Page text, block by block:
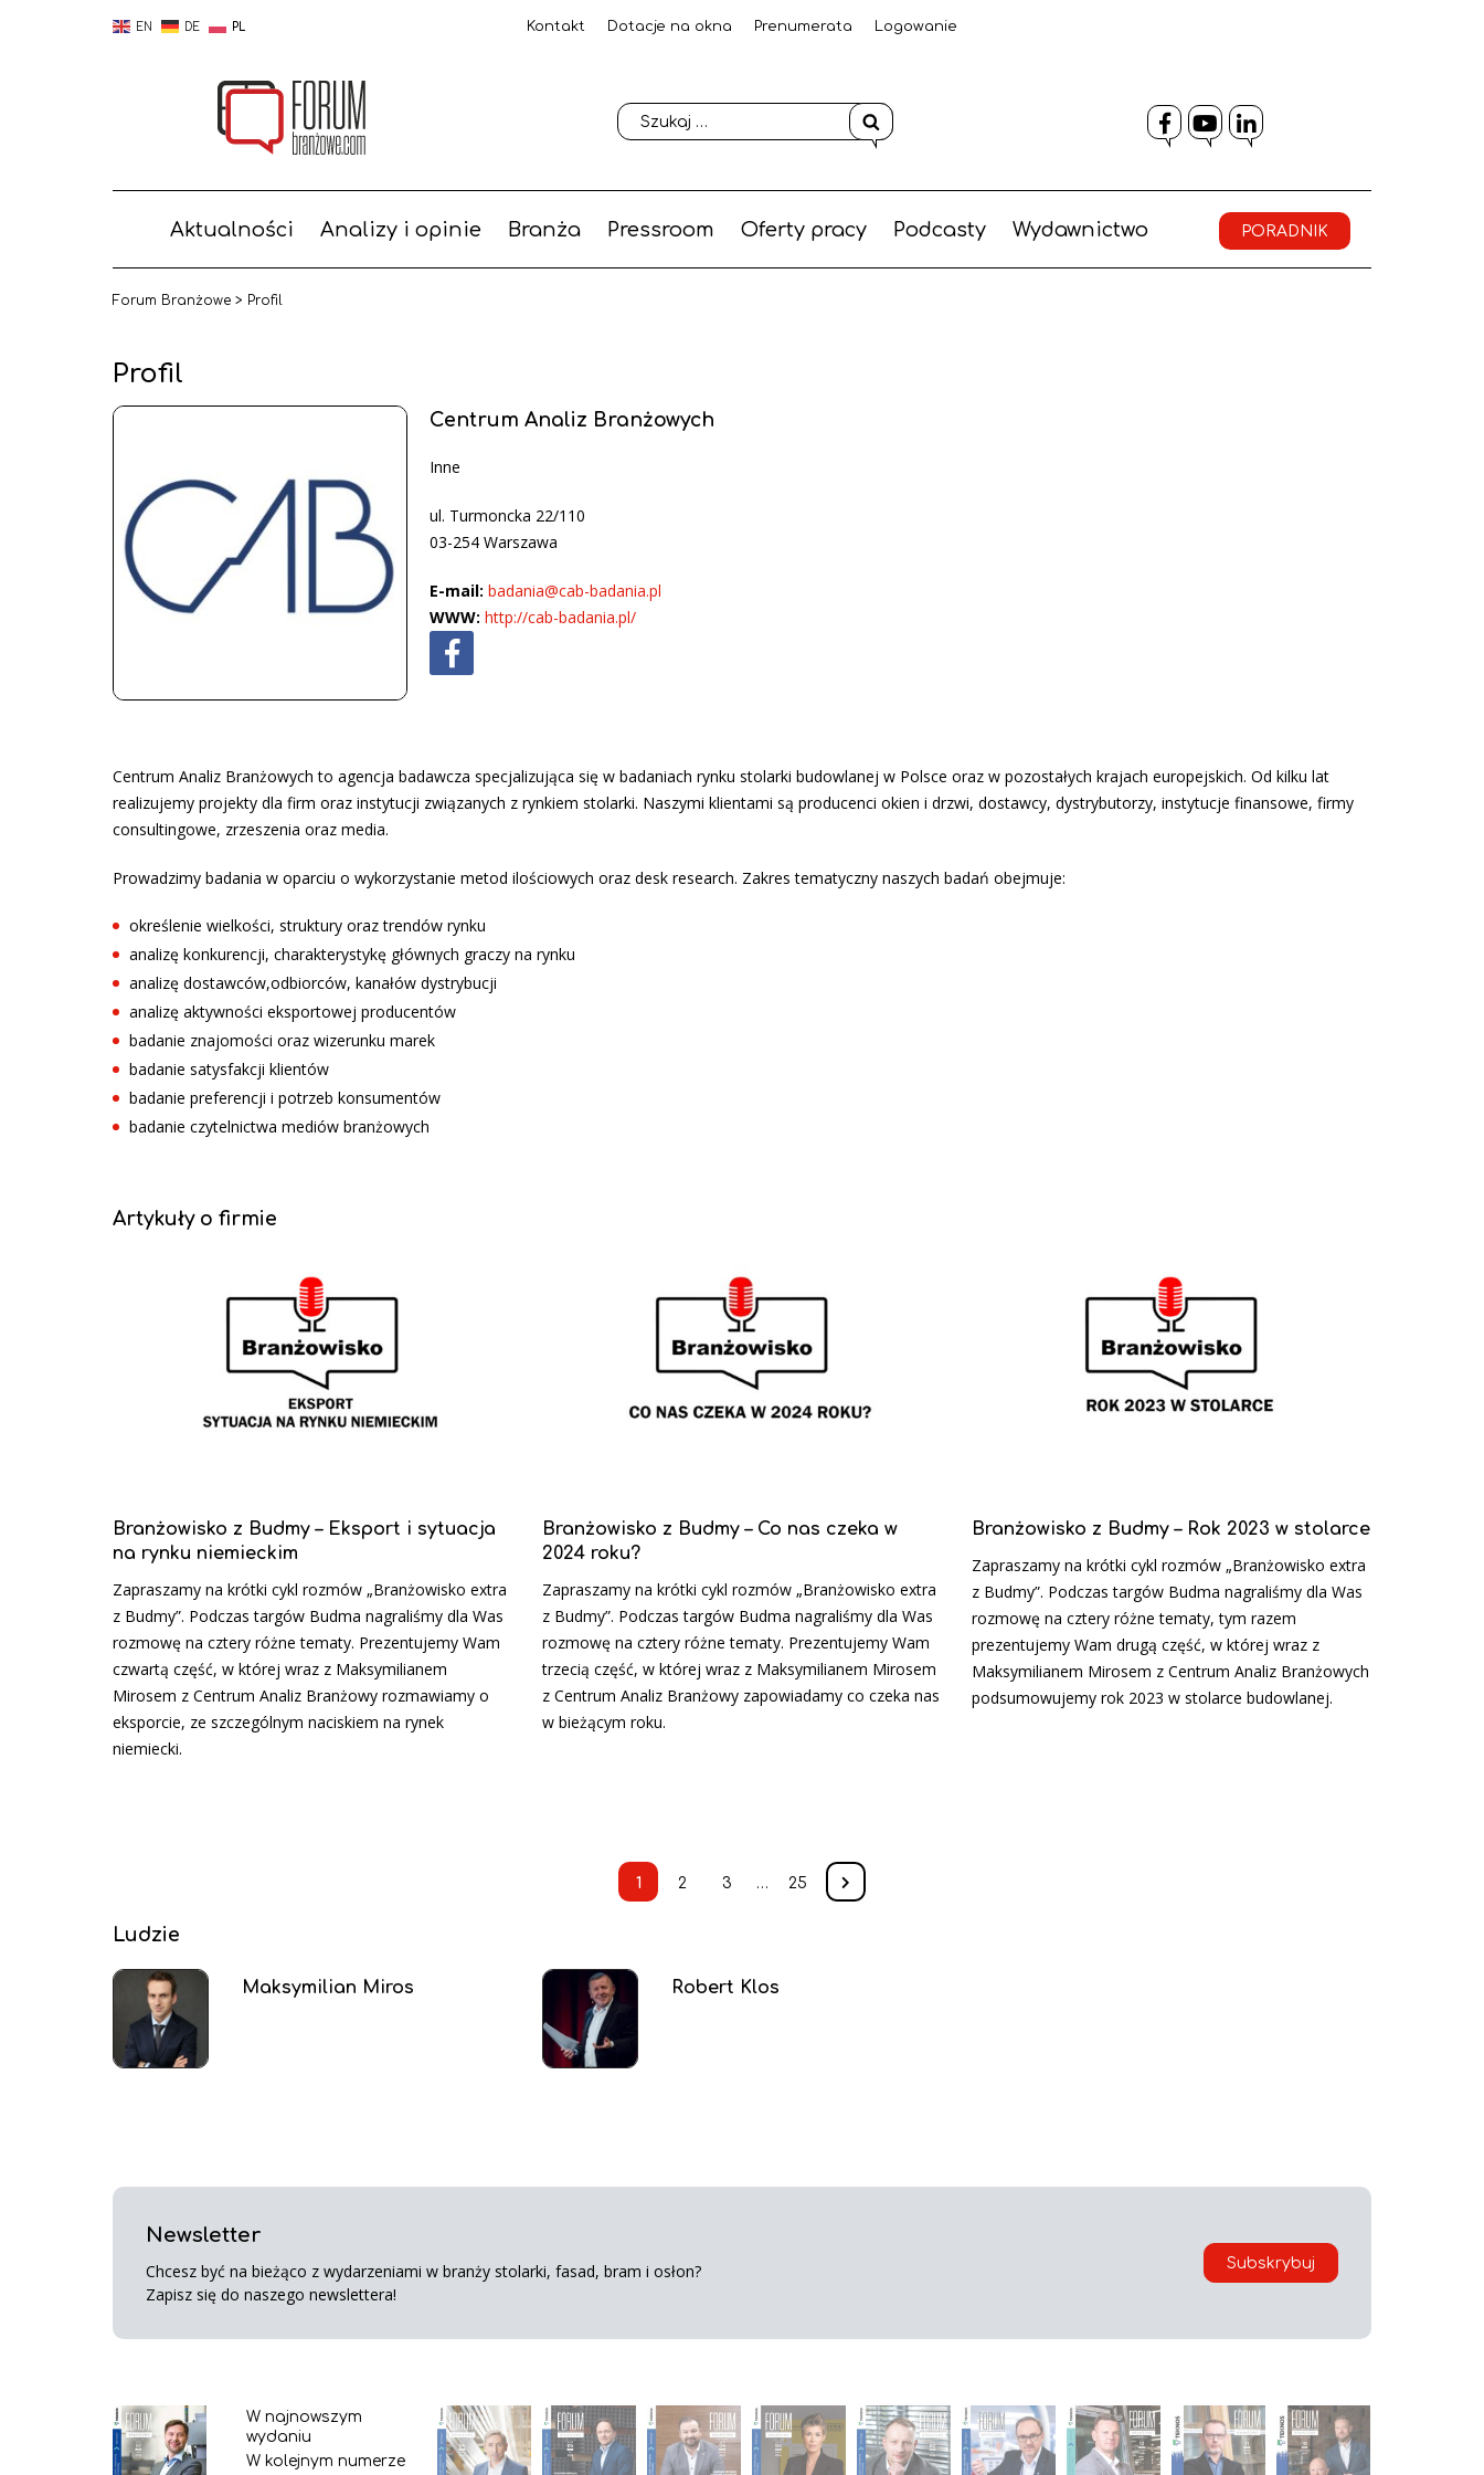
EN DE PL Kontakt Dotacje na okna Prenumerata Logowanie
Facebook
YouTube
LinkedIn
Aktualności Analizy i opinie Branża Pressroom Oferty pracy Podcasty Wydawnictwo PORADNIK
Forum Branżowe > Profil
Profil
Centrum Analiz Branżowych
Inne
ul. Turmoncka 22/110
03-254 Warszawa
E-mail: badania@cab-badania.pl
WWW: http://cab-badania.pl/
Centrum Analiz Branżowych to agencja badawcza specjalizująca się w badaniach rynku stolarki budowlanej w Polsce oraz w pozostałych krajach europejskich. Od kilku lat
realizujemy projekty dla firm oraz instytucji związanych z rynkiem stolarki. Naszymi klientami są producenci okien i drzwi, dostawcy, dystrybutorzy, instytucje finansowe, firmy
consultingowe, zrzeszenia oraz media.
Prowadzimy badania w oparciu o wykorzystanie metod ilościowych oraz desk research. Zakres tematyczny naszych badań obejmuje:
określenie wielkości, struktury oraz trendów rynku
analizę konkurencji, charakterystykę głównych graczy na rynku
analizę dostawców,odbiorców, kanałów dystrybucji
analizę aktywności eksportowej producentów
badanie znajomości oraz wizerunku marek
badanie satysfakcji klientów
badanie preferencji i potrzeb konsumentów
badanie czytelnictwa mediów branżowych
Artykuły o firmie
Branżowisko z Budmy – Eksport i sytuacja
na rynku niemieckim
Zapraszamy na krótki cykl rozmów „Branżowisko extra
z Budmy”. Podczas targów Budma nagraliśmy dla Was
rozmowę na cztery różne tematy. Prezentujemy Wam
czwartą część, w której wraz z Maksymilianem
Mirosem z Centrum Analiz Branżowy rozmawiamy o
eksporcie, ze szczególnym naciskiem na rynek
niemiecki.
Branżowisko z Budmy – Co nas czeka w
2024 roku?
Zapraszamy na krótki cykl rozmów „Branżowisko extra
z Budmy”. Podczas targów Budma nagraliśmy dla Was
rozmowę na cztery różne tematy. Prezentujemy Wam
trzecią część, w której wraz z Maksymilianem Mirosem
z Centrum Analiz Branżowy zapowiadamy co czeka nas
w bieżącym roku.
Branżowisko z Budmy – Rok 2023 w stolarce
Zapraszamy na krótki cykl rozmów „Branżowisko extra
z Budmy”. Podczas targów Budma nagraliśmy dla Was
rozmowę na cztery różne tematy, tym razem
prezentujemy Wam drugą część, w której wraz z
Maksymilianem Mirosem z Centrum Analiz Branżowych
podsumowujemy rok 2023 w stolarce budowlanej.
1 2 3 … 25
Ludzie
Maksymilian Miros Robert Klos
Newsletter
Chcesz być na bieżąco z wydarzeniami w branży stolarki, fasad, bram i osłon?
Zapisz się do naszego newslettera!
Subskrybuj
W najnowszym
wydaniu
W kolejnym numerze